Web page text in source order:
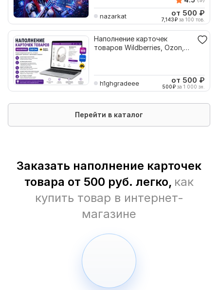
nazarkat от 500 ₽
7,143₽ за 100 тов.
Наполнение карточек
товаров Wildberries, Ozon,
h1ghgradeee от 500 ₽
500₽ за 1 000 зн.
Перейти в каталог
Заказать наполнение карточек
товара от 500 руб. легко, как
купить товар в интернет-
магазине